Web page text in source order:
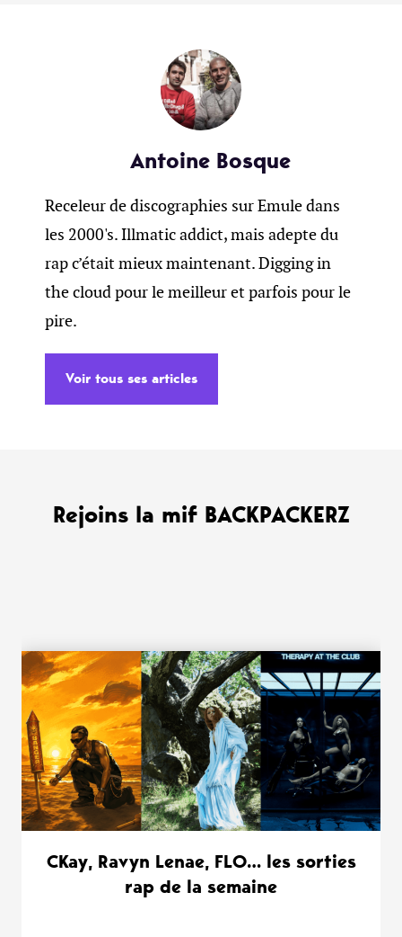
Antoine Bosque
Receleur de discographies sur Emule dans
les 2000's. Illmatic addict, mais adepte du
rap c’était mieux maintenant. Digging in
the cloud pour le meilleur et parfois pour le
pire.
Voir tous ses articles
Rejoins la mif BACKPACKERZ
WANT MORE ?
CKay, Ravyn Lenae, FLO… les sorties
rap de la semaine